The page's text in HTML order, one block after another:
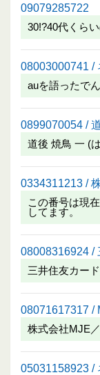
09079285722
30!?40代くら
08003000741 /
auを語ったで
0899070054 /
道後 焼鳥 一 (
0334311213 /
この番号は現
してます。
08008316924 /
三井住友カー
08071617317 /
株式会社MJE
05031158923 /